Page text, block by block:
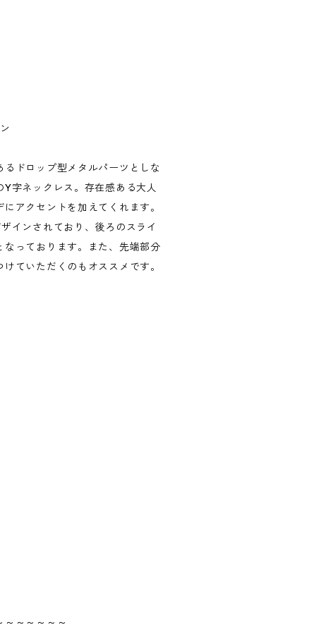
ジナルデザイン
ドロップ型メタルパーツとしな
字ネックレス。存在感ある大人
アクセントを加えてくれます。
インされており、後ろのスライ
なっております。また、先端部分
ていただくのもオススメです。
～～～～～～